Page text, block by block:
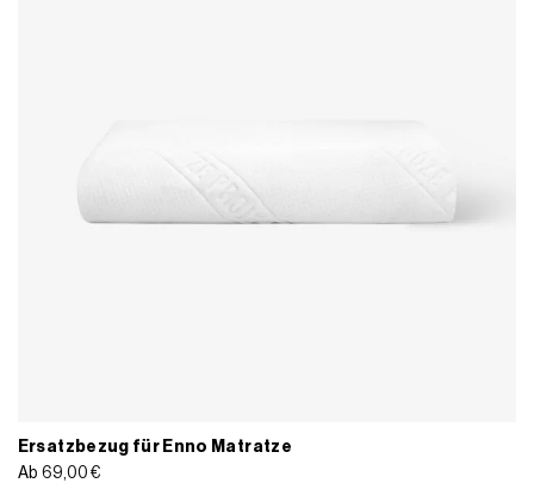
Ersatzbezug für Enno Matratze
Ab 69,00 €